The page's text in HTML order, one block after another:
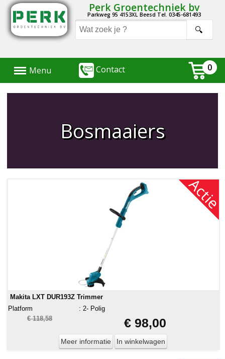
Perk Groentechniek bv
Parkweg 95 4153XL Beesd Tel. 0345-681493
MenuMenu Contact 0
Bosmaaiers
Makita LXT DUR193Z Trimmer
Platform
: 2- Polig
€ 118,58
€ 98,00
Meer informatie In winkelwagen